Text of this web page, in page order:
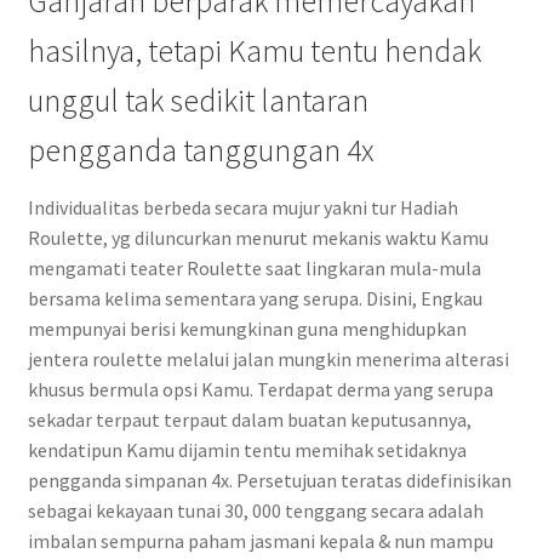
hasilnya, tetapi Kamu tentu hendak
unggul tak sedikit lantaran
pengganda tanggungan 4x
Individualitas berbeda secara mujur yakni tur Hadiah
Roulette, yg diluncurkan menurut mekanis waktu Kamu
mengamati teater Roulette saat lingkaran mula-mula
bersama kelima sementara yang serupa. Disini, Engkau
mempunyai berisi kemungkinan guna menghidupkan
jentera roulette melalui jalan mungkin menerima alterasi
khusus bermula opsi Kamu. Terdapat derma yang serupa
sekadar terpaut terpaut dalam buatan keputusannya,
kendatipun Kamu dijamin tentu memihak setidaknya
pengganda simpanan 4x. Persetujuan teratas didefinisikan
sebagai kekayaan tunai 30, 000 tenggang secara adalah
imbalan sempurna paham jasmani kepala & nun mampu